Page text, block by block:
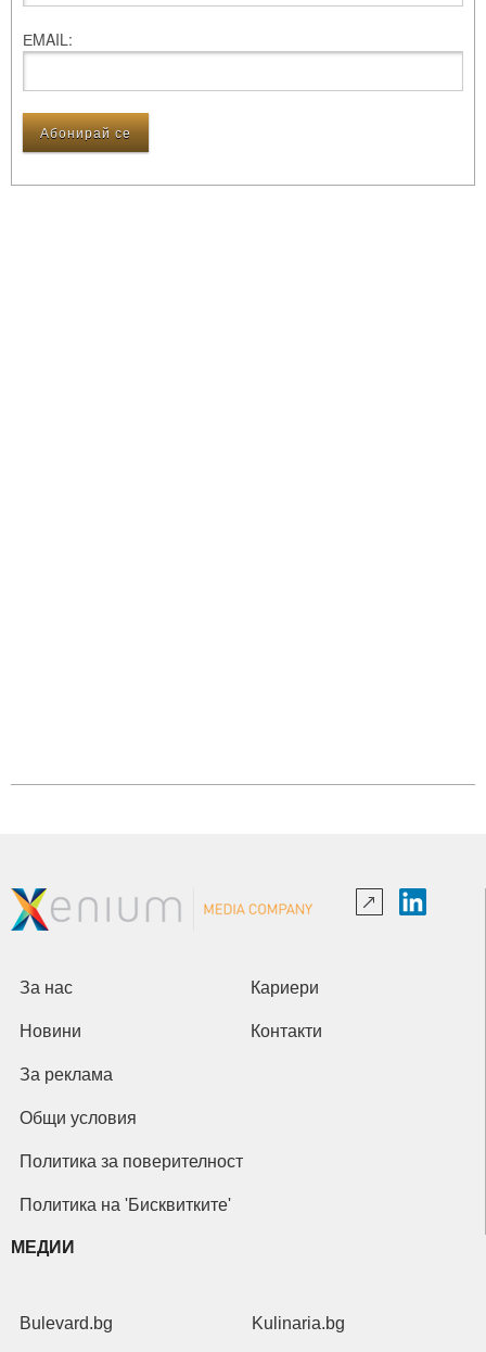
ЕMAIL:
За нас Кариери
Новини Контакти
За реклама
Общи условия
Политика за поверителност
Политика на 'Бисквитките'
МЕДИИ
Bulevard.bg Kulinaria.bg